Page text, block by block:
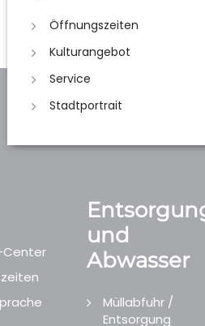
Öffnungszeiten
Kulturangebot
Service
Stadtportrait
Center
und
Abwasser
Müllabfuhr /
Entsorgung